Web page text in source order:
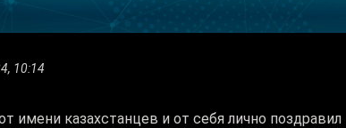
10:14
имени казахстанцев и от себя лично